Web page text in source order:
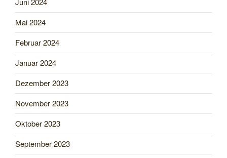
Mai 2024
Februar 2024
Januar 2024
Dezember 2023
November 2023
Oktober 2023
September 2023